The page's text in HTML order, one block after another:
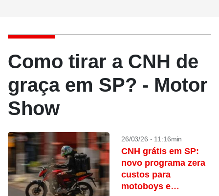
Como tirar a CNH de
graça em SP? - Motor
Show
26/03/26 - 11:16min
CNH grátis em SP:
novo programa zera
custos para
motoboys e